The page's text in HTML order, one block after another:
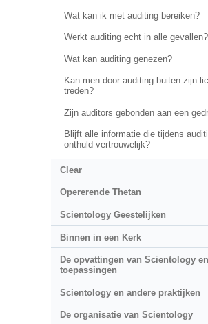
Wat kan ik met auditing bereiken?
Werkt auditing echt in alle gevallen?
Wat kan auditing genezen?
Kan men door auditing buiten zijn
treden?
Zijn auditors gebonden aan een
Blijft alle informatie die tijdens
onthuld vertrouwelijk?
Clear
Opererende Thetan
Scientology Geestelijken
Binnen in een Kerk
De opvattingen van Scientology
toepassingen
Scientology en andere praktijken
De organisatie van Scientology